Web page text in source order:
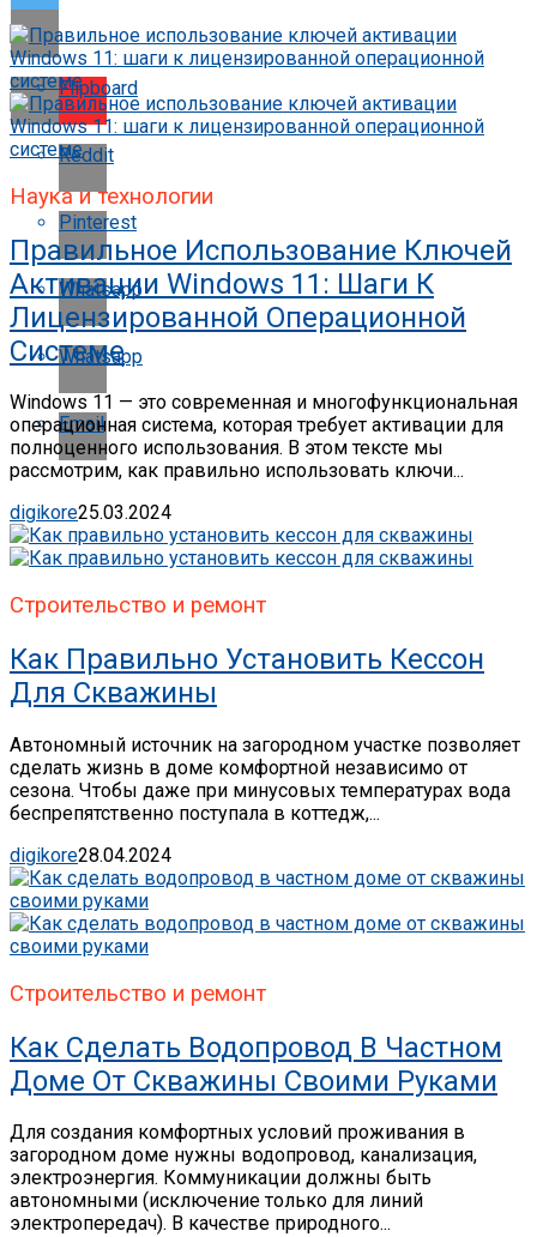
Flipboard
Reddit
Pinterest
Whatsapp
Whatsapp
Email
Наука и технологии
Правильное Использование Ключей
Активации Windows 11: Шаги К
Лицензированной Операционной
Системе
Windows 11 — это современная и многофункциональная
операционная система, которая требует активации для
полноценного использования. В этом тексте мы
рассмотрим, как правильно использовать ключи...
digikore25.03.2024
Строительство и ремонт
Как Правильно Установить Кессон
Для Скважины
Автономный источник на загородном участке позволяет
сделать жизнь в доме комфортной независимо от
сезона. Чтобы даже при минусовых температурах вода
беспрепятственно поступала в коттедж,...
digikore28.04.2024
Строительство и ремонт
Как Сделать Водопровод В Частном
Доме От Скважины Своими Руками
Для создания комфортных условий проживания в
загородном доме нужны водопровод, канализация,
электроэнергия. Коммуникации должны быть
автономными (исключение только для линий
электропередач). В качестве природного...